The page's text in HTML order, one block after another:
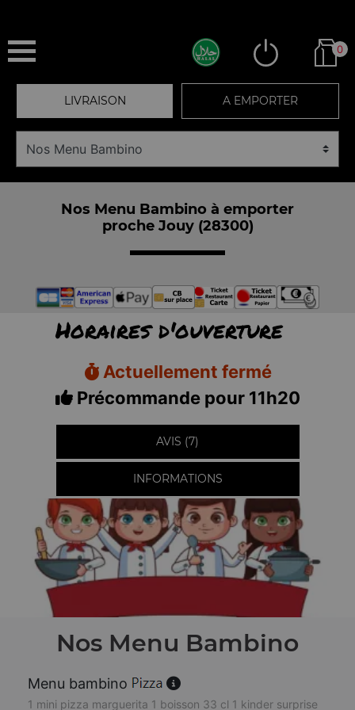
0
LIVRAISON A EMPORTER
Nos Menu Bambino à emporter
proche Jouy (28300)
Horaires d'ouverture
Actuellement fermé
Précommande pour 11h20
AVIS (7)
INFORMATIONS
Nos Menu Bambino
Menu bambino
1 mini pizza marguerita 1 boisson 33 cl 1 kinder surprise